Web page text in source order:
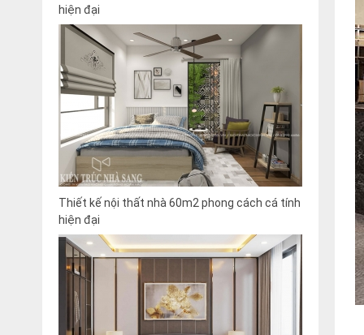
hiện đại
Thiết kế nội thất nhà 60m2 phong cách cá tính
hiện đại